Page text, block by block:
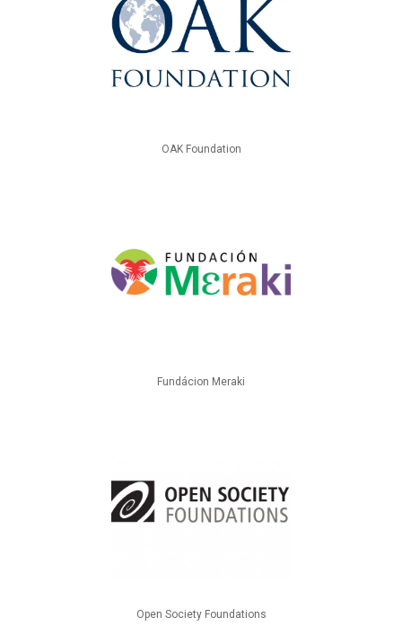
OAK Foundation
Fundácion Meraki
Open Society Foundations